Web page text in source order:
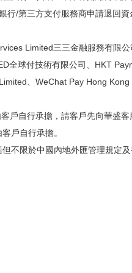
行/第三方支付服務商申請退回
Limited三三金融服務有限
全球付技術有限公司、HKT
、WeChat Pay Hong
戶自行承擔，請客戶先向華盛客
戶自行承擔。
不限於中國內地外匯管理規定